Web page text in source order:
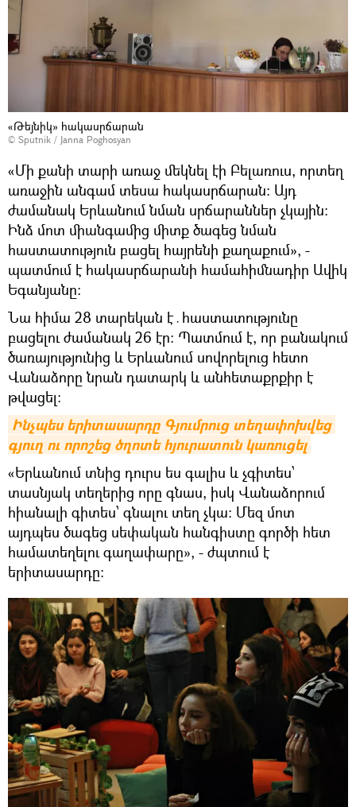
«Թեյնիկ» հակասրճարան
© Sputnik / Janna Poghosyan
«Մի քանի տարի առաջ մեկնել էի Բելառուս, որտեղ
առաջին անգամ տեսա հակասրճարան։ Այդ
ժամանակ Երևանում նման սրճարաններ չկային։
Ինձ մոտ միանգամից միտք ծագեց նման
հաստատություն բացել հայրենի քաղաքում», -
պատմում է հակասրճարանի համահիմնադիր Ավիկ
Եգանյանը։
Նա հիմա 28 տարեկան է․հաստատությունը
բացելու ժամանակ 26 էր։ Պատմում է, որ բանակում
ծառայությունից և Երևանում սովորելուց հետո
Վանաձորը նրան դատարկ և անհետաքրքիր է
թվացել։
Ինչպես երիտասարդը Գյումրուց տեղափոխվեց
գյուղ ու որոշեց ծղոտե հյուրատուն կառուցել
«Երևանում տնից դուրս ես գալիս և չգիտես՝
տասնյակ տեղերից որը գնաս, իսկ Վանաձորում
հիանալի գիտես՝ գնալու տեղ չկա։ Մեզ մոտ
այդպես ծագեց սեփական հանգիստը գործի հետ
համատեղելու գաղափարը», - ժպտում է
երիտասարդը։